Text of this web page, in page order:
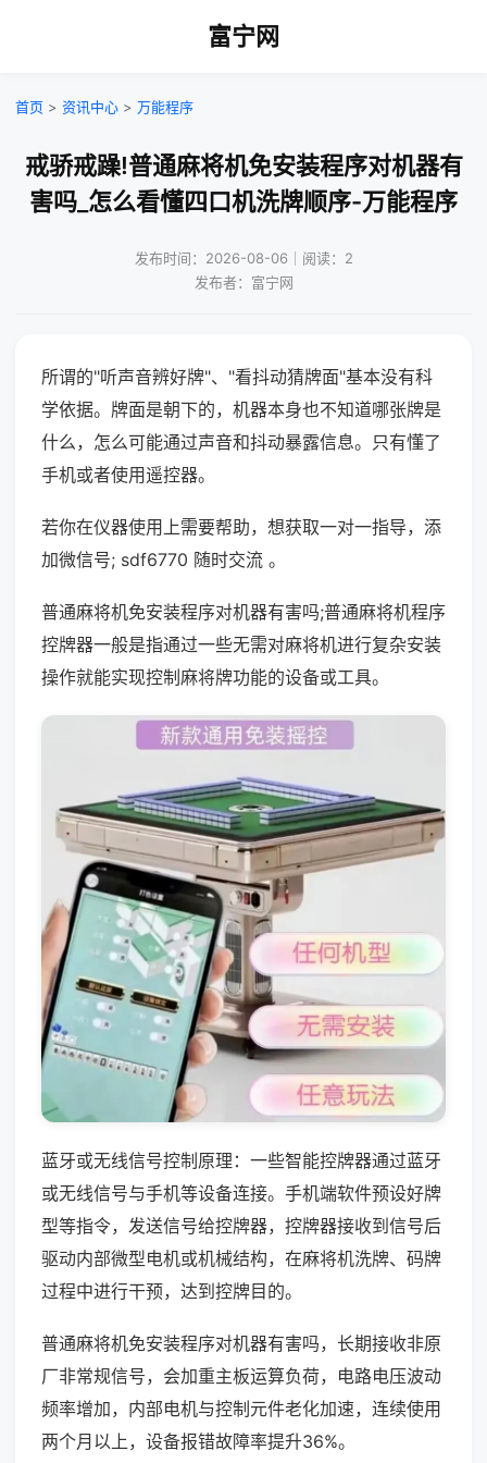
富宁网
首页 > 资讯中心 > 万能程序
戒骄戒躁!普通麻将机免安装程序对机器有
害吗_怎么看懂四口机洗牌顺序-万能程序
发布时间：2026-08-06｜阅读：2
发布者：富宁网
所谓的"听声音辨好牌"、"看抖动猜牌面"基本没有科
学依据。牌面是朝下的，机器本身也不知道哪张牌是
什么，怎么可能通过声音和抖动暴露信息。只有懂了
手机或者使用遥控器。
若你在仪器使用上需要帮助，想获取一对一指导，添
加微信号; sdf6770 随时交流 。
普通麻将机免安装程序对机器有害吗;普通麻将机程序
控牌器一般是指通过一些无需对麻将机进行复杂安装
操作就能实现控制麻将牌功能的设备或工具。
蓝牙或无线信号控制原理：一些智能控牌器通过蓝牙
或无线信号与手机等设备连接。手机端软件预设好牌
型等指令，发送信号给控牌器，控牌器接收到信号后
驱动内部微型电机或机械结构，在麻将机洗牌、码牌
过程中进行干预，达到控牌目的。
普通麻将机免安装程序对机器有害吗，长期接收非原
厂非常规信号，会加重主板运算负荷，电路电压波动
频率增加，内部电机与控制元件老化加速，连续使用
两个月以上，设备报错故障率提升36%。